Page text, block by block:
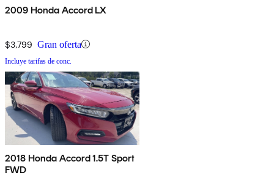
2009 Honda Accord LX
$3,799 Gran oferta
Incluye tarifas de conc.
2018 Honda Accord 1.5T Sport
FWD